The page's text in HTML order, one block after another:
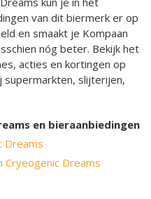
van dit biermerk er op
en smaakt je Kompaan
nóg beter. Bekijk het
acties en kortingen op
supermarkten, slijterijen,
en bieraanbiedingen
Dreams
Cryeogenic Dreams